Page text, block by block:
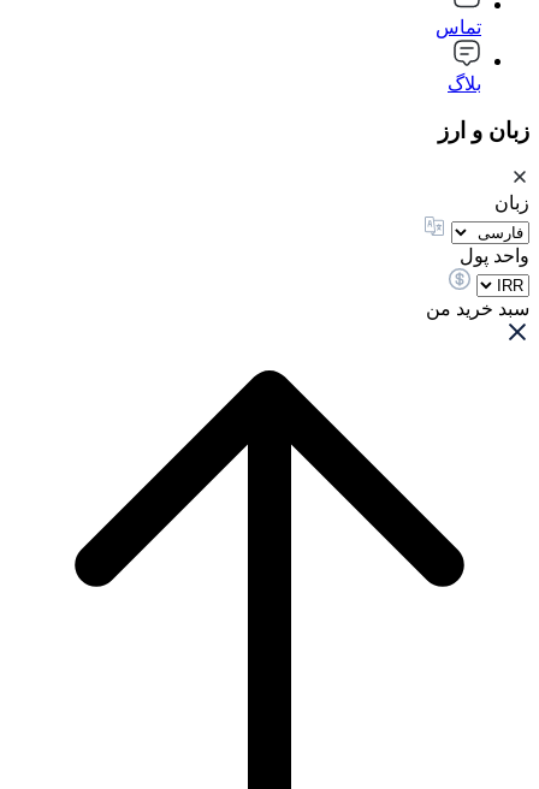
تماس
بلاگ
زبان و ارز
زبان
واحد پول
سبد خرید من